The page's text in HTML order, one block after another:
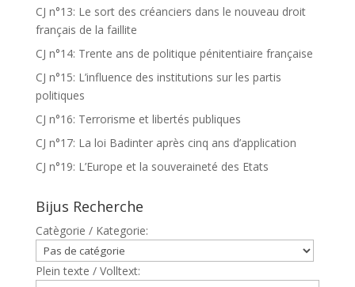
CJ n°13: Le sort des créanciers dans le nouveau droit
français de la faillite
CJ n°14: Trente ans de politique pénitentiaire française
CJ n°15: L’influence des institutions sur les partis
politiques
CJ n°16: Terrorisme et libertés publiques
CJ n°17: La loi Badinter après cinq ans d’application
CJ n°19: L’Europe et la souveraineté des Etats
Bijus Recherche
Catègorie / Kategorie:
Plein texte / Volltext: